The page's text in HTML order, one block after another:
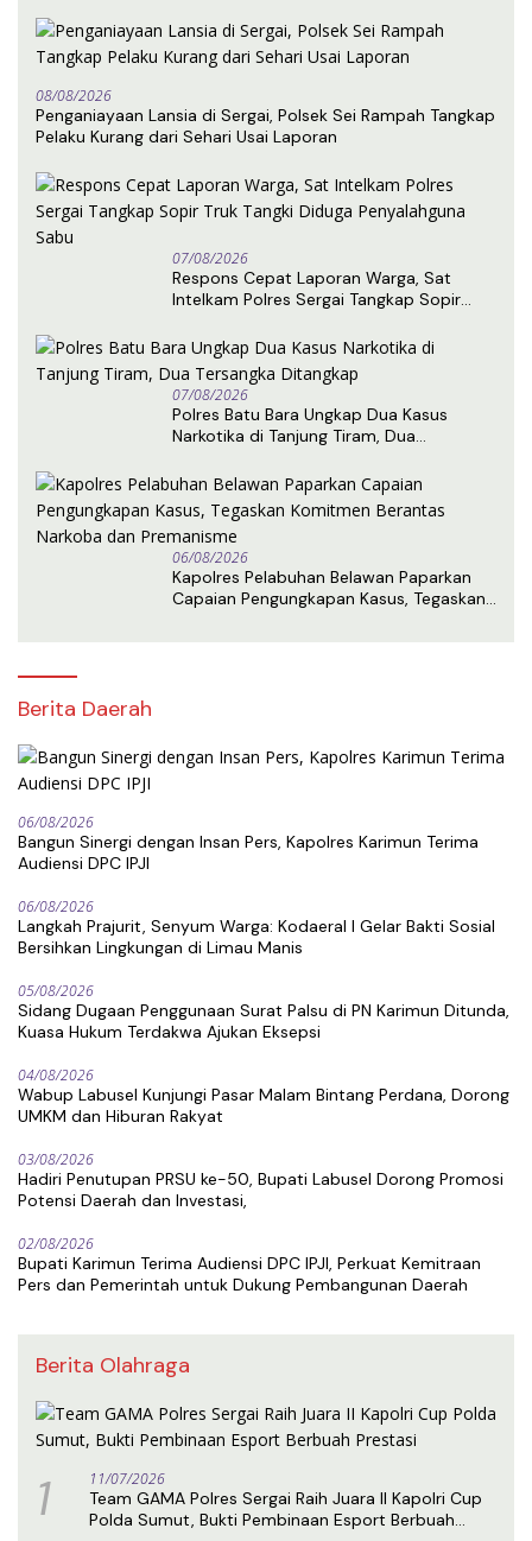
08/08/2026
Penganiayaan Lansia di Sergai, Polsek Sei Rampah Tangkap
Pelaku Kurang dari Sehari Usai Laporan
07/08/2026
Respons Cepat Laporan Warga, Sat
Intelkam Polres Sergai Tangkap Sopir
07/08/2026
Polres Batu Bara Ungkap Dua Kasus
Narkotika di Tanjung Tiram, Dua
06/08/2026
Kapolres Pelabuhan Belawan Paparkan
Capaian Pengungkapan Kasus, Tegaskan
Berita Daerah
06/08/2026
Bangun Sinergi dengan Insan Pers, Kapolres Karimun Terima
Audiensi DPC IPJI
06/08/2026
Langkah Prajurit, Senyum Warga: Kodaeral I Gelar Bakti Sosial
Bersihkan Lingkungan di Limau Manis
05/08/2026
Sidang Dugaan Penggunaan Surat Palsu di PN Karimun Ditunda,
Kuasa Hukum Terdakwa Ajukan Eksepsi
04/08/2026
Wabup Labusel Kunjungi Pasar Malam Bintang Perdana, Dorong
UMKM dan Hiburan Rakyat
03/08/2026
Hadiri Penutupan PRSU ke-50, Bupati Labusel Dorong Promosi
Potensi Daerah dan Investasi,
02/08/2026
Bupati Karimun Terima Audiensi DPC IPJI, Perkuat Kemitraan
Pers dan Pemerintah untuk Dukung Pembangunan Daerah
Berita Olahraga
1 11/07/2026
Team GAMA Polres Sergai Raih Juara II Kapolri Cup
Polda Sumut, Bukti Pembinaan Esport Berbuah